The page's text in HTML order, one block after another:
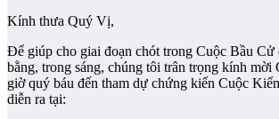
Kính thưa Quý Vị,
Để giúp cho giai đoạn chót trong Cuộc Bầu Cử
bằng, trong sáng, chúng tôi trân trọng kính
giờ quý báu đến tham dự chứng kiến Cuộc
diễn ra tại: